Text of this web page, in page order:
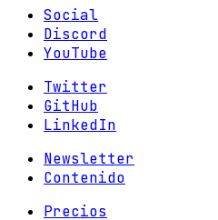
Social
Discord
YouTube
Twitter
GitHub
LinkedIn
Newsletter
Contenido
Precios